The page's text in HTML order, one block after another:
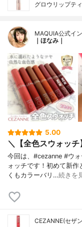
グロウリップテ
MAQUIA公式イ
｜ほなみ｜
5.00
＼【全色スウォッ
今回は、#cezanne #ウ
ォッチです！初めて新作
くもカラーバリ…続きを
CEZANNE(セザ